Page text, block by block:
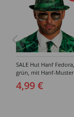
SALE Hut Hanf Fedora,
grün, mit Hanf-Muster
4,99 €